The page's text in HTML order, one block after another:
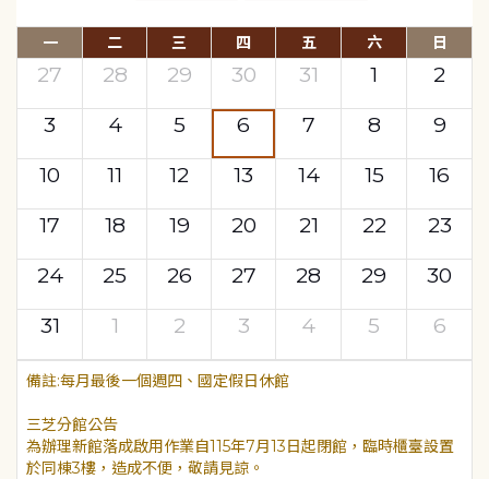
一 二 三 四 五 六 日
27 28 29 30 31 1
2
3
4 5 6 7 8
9
10
11 12 13 14 15
16
17
18 19 20 21 22
23
24
25 26 27 28 29
30
31
1 2 3 4 5 6
每月最後一個週四、國定假日休館
三芝分館公告
為辦理新館落成啟用作業自115年7月13日起閉館，臨時櫃臺設置
於同棟3樓，造成不便，敬請見諒。